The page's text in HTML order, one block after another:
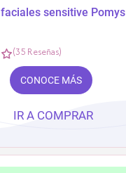
sensitive Pomys
(35 Reseñas)
CONOCE MÁS
IR A COMPRAR